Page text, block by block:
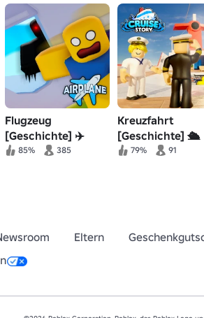
Flugzeug
[Geschichte] ✈️
85% 385
Kreuzfahrt
[Geschichte] 🛳
79% 91
Eltern